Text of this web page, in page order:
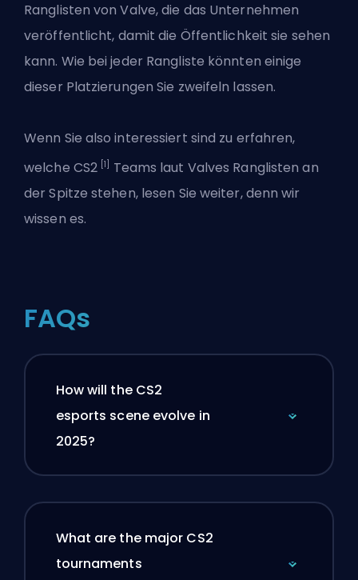
Ranglisten von Valve, die das Unternehmen
veröffentlicht, damit die Öffentlichkeit sie sehen
kann. Wie bei jeder Rangliste könnten einige
dieser Platzierungen Sie zweifeln lassen.
Wenn Sie also interessiert sind zu erfahren,
welche CS2 [1]
Teams laut Valves Ranglisten an
der Spitze stehen, lesen Sie weiter, denn wir
wissen es.
FAQs
How will the CS2
esports scene evolve in
2025?
What are the major CS2
tournaments